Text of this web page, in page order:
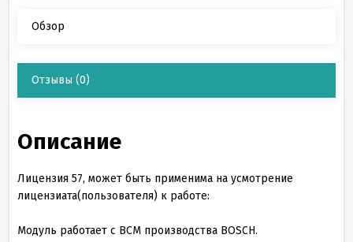
Обзор
Отзывы (0)
Описание
Лицензия 57, может быть применима на усмотрение
лицензиата(пользователя) к работе:
Модуль работает с BCM производства BOSCH.